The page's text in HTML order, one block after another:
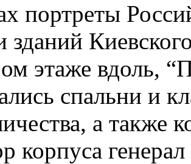
портреты
зданий
этаже вдоль,
спальни и
а также
корпуса